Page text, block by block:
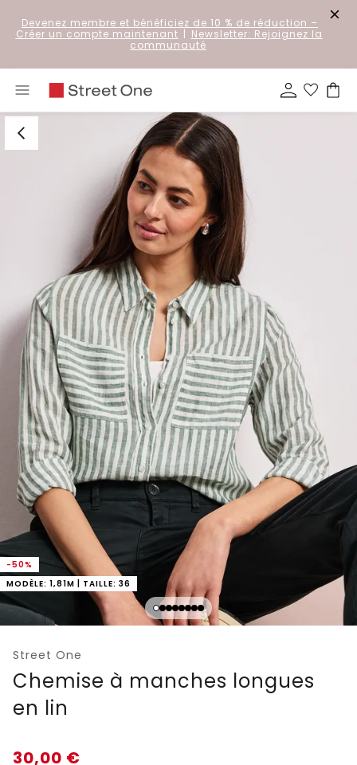
Devenez membre et bénéficiez de 10 % de réduction –
Créer un compte maintenant | Newsletter: Rejoignez la
communauté
-50%
MODÈLE: 1,81M | TAILLE: 36
Street One
Chemise à manches longues
en lin
30,00 €